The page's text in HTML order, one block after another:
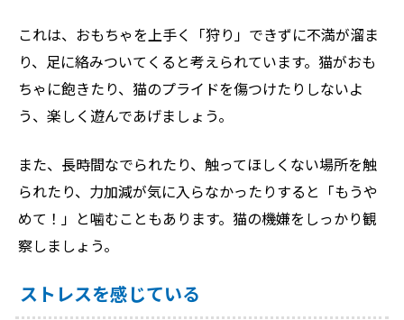
これは、おもちゃを上手く「狩り」できずに不満が溜ま
り、足に絡みついてくると考えられています。猫がおも
ちゃに飽きたり、猫のプライドを傷つけたりしないよ
う、楽しく遊んであげましょう。
また、長時間なでられたり、触ってほしくない場所を触
られたり、力加減が気に入らなかったりすると「もうや
めて！」と噛むこともあります。猫の機嫌をしっかり観
察しましょう。
ストレスを感じている